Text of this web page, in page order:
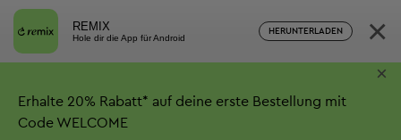
REMIX
Hole dir die App für Android
HERUNTERLADEN ×
Erhalte 20% Rabatt* auf deine erste Bestellung mit
Code WELCOME
×